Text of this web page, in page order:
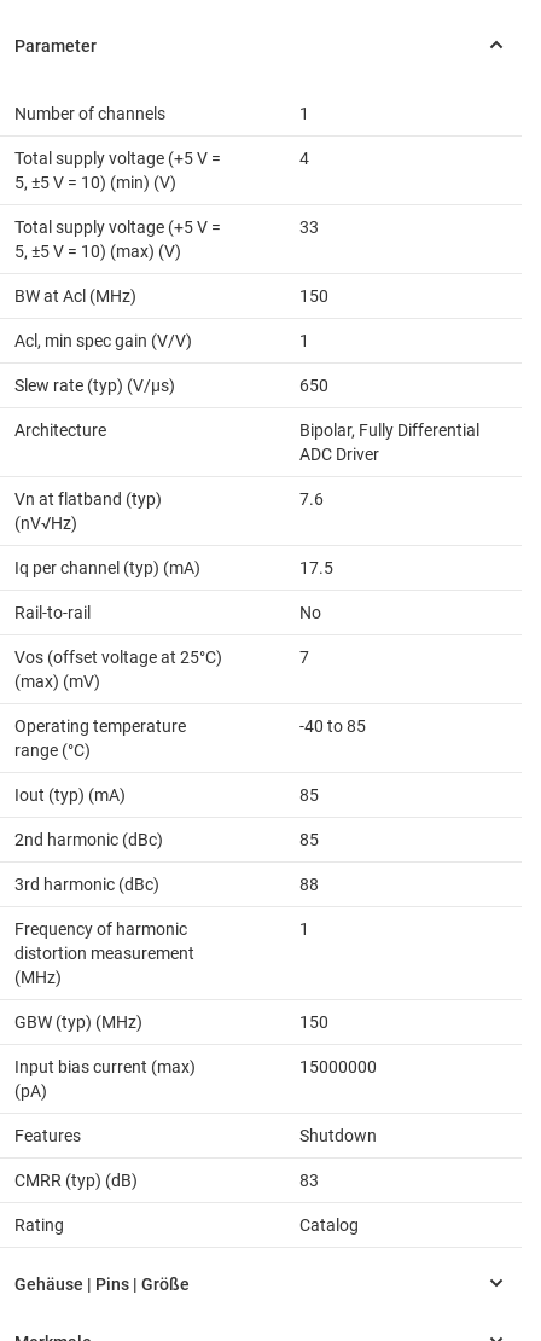
Number of channels 1
Total supply voltage (+5 V =
5, ±5 V = 10) (min) (V)
4
Total supply voltage (+5 V =
5, ±5 V = 10) (max) (V)
33
BW at Acl (MHz) 150
Acl, min spec gain (V/V) 1
Slew rate (typ) (V/µs) 650
Architecture
Bipolar, Fully Differential
ADC Driver
Vn at flatband (typ)
(nV√Hz)
7.6
Iq per channel (typ) (mA) 17.5
Rail-to-rail No
Vos (offset voltage at 25°C)
(max) (mV)
7
Operating temperature
range (°C)
-40 to 85
Iout (typ) (mA) 85
2nd harmonic (dBc) 85
3rd harmonic (dBc) 88
Frequency of harmonic
distortion measurement
(MHz)
1
GBW (typ) (MHz) 150
Input bias current (max)
(pA)
15000000
Features Shutdown
CMRR (typ) (dB) 83
Rating Catalog